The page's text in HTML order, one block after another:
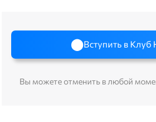
Вступить в Клуб
Вы можете отменить в любой